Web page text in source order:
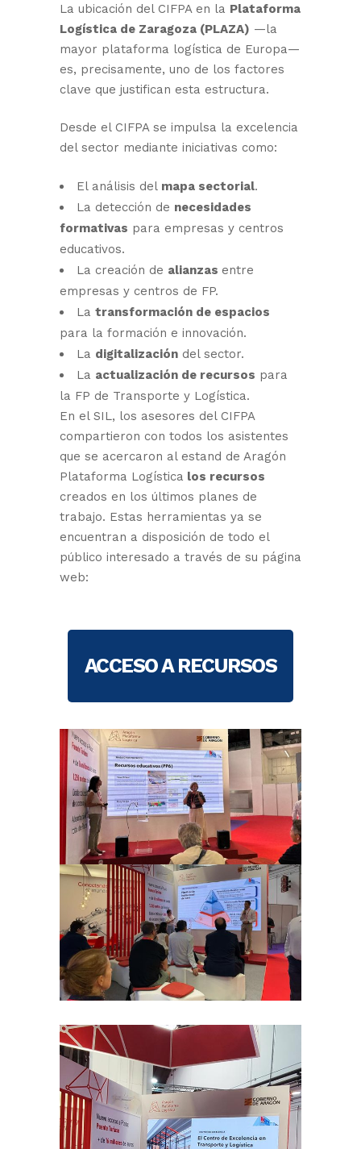
La ubicación del CIFPA en la Plataforma
Logística de Zaragoza (PLAZA) —la
mayor plataforma logística de Europa—
es, precisamente, uno de los factores
clave que justifican esta estructura.
Desde el CIFPA se impulsa la excelencia
del sector mediante iniciativas como:
El análisis del mapa sectorial.
La detección de necesidades
formativas para empresas y centros
educativos.
La creación de alianzas entre
empresas y centros de FP.
La transformación de espacios
para la formación e innovación.
La digitalización del sector.
La actualización de recursos para
la FP de Transporte y Logística.
En el SIL, los asesores del CIFPA
compartieron con todos los asistentes
que se acercaron al estand de Aragón
Plataforma Logística los recursos
creados en los últimos planes de
trabajo. Estas herramientas ya se
encuentran a disposición de todo el
público interesado a través de su página
web:
ACCESO A RECURSOS